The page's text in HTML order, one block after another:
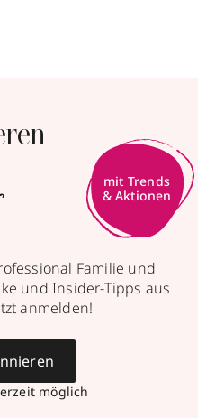
mit Trends
& Aktionen
Familie und
und Insider-Tipps aus
anmelden!
möglich